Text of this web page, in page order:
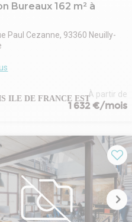
Bureaux 162 m² à
Paul Cezanne, 93360 Neuilly-
de bureaux à louer à Neuilly-
surface de bureaux d'environ
à partir de 162 m²,
d'un accès facile aux transports
Contactez nous dès
pour plus d'informations.
récent
rideau
légers
À partir de
1 632 €/mois